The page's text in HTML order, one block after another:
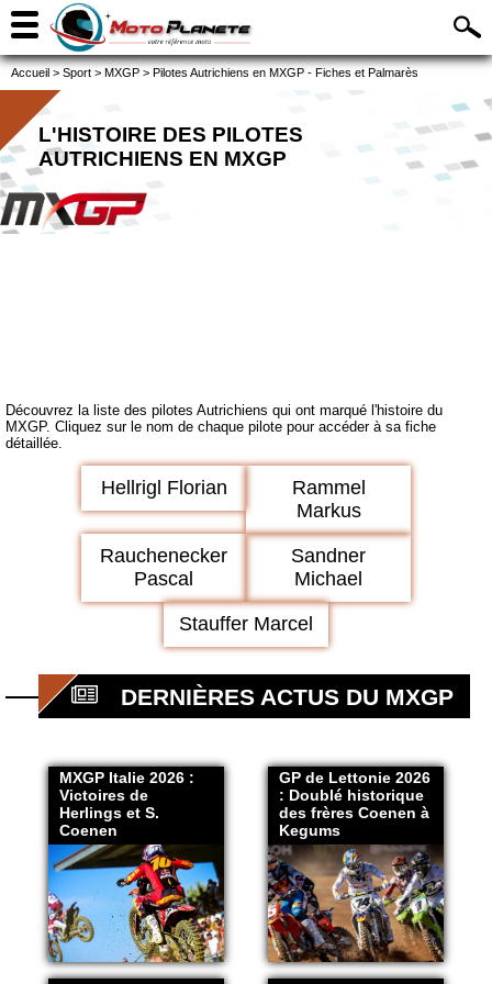
Accueil > Sport > MXGP > Pilotes Autrichiens en MXGP - Fiches et Palmarès
L'HISTOIRE DES PILOTES
AUTRICHIENS EN MXGP
Découvrez la liste des pilotes Autrichiens qui ont marqué l'histoire du
MXGP. Cliquez sur le nom de chaque pilote pour accéder à sa fiche
détaillée.
Hellrigl Florian
Rammel
Markus
Rauchenecker
Pascal
Sandner
Michael
Stauffer Marcel
DERNIÈRES ACTUS DU MXGP
MXGP Italie 2026 :
Victoires de
Herlings et S.
Coenen
GP de Lettonie 2026
: Doublé historique
des frères Coenen à
Kegums